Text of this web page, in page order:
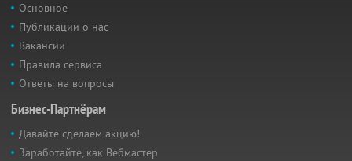
Основное
Публикации о нас
Вакансии
Правила сервиса
Ответы на вопросы
Бизнес-Партнёрам
Давайте сделаем акцию!
Заработайте, как Вебмастер